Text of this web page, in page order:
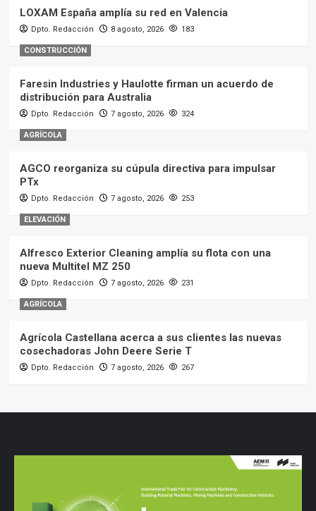
LOXAM España amplía su red en Valencia
Dpto. Redacción 8 agosto, 2026 183
CONSTRUCCIÓN
Faresin Industries y Haulotte firman un acuerdo de
distribución para Australia
Dpto. Redacción 7 agosto, 2026 324
AGRÍCOLA
AGCO reorganiza su cúpula directiva para impulsar
PTx
Dpto. Redacción 7 agosto, 2026 253
ELEVACIÓN
Alfresco Exterior Cleaning amplía su flota con una
nueva Multitel MZ 250
Dpto. Redacción 7 agosto, 2026 231
AGRÍCOLA
Agrícola Castellana acerca a sus clientes las nuevas
cosechadoras John Deere Serie T
Dpto. Redacción 7 agosto, 2026 267